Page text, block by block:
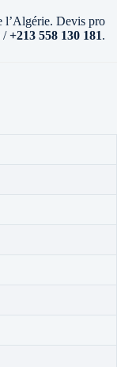
l’Algérie. Devis pro
/+213 558 130 181.